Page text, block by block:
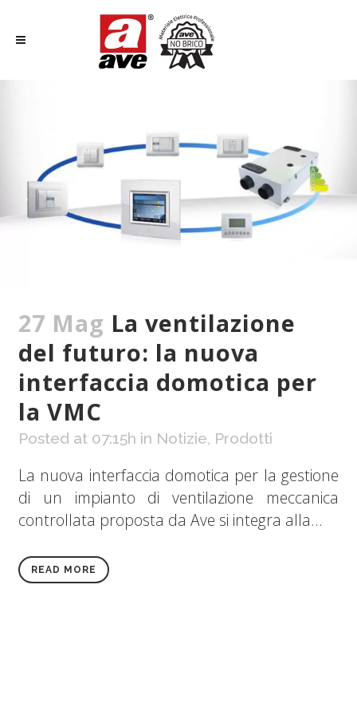
27 Mag La ventilazione
del futuro: la nuova
interfaccia domotica per
la VMC
Posted at 07:15h in Notizie, Prodotti
La nuova interfaccia domotica per la gestione
di un impianto di ventilazione meccanica
controllata proposta da Ave si integra alla...
READ MORE